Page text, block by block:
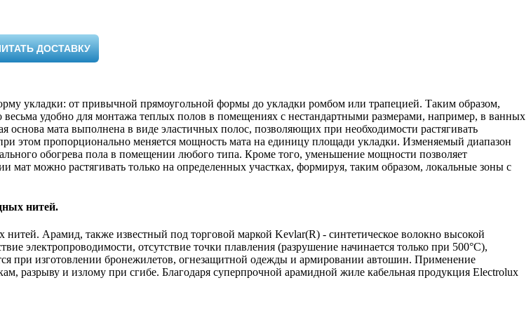
ДОСТАВКУ
укладки: от привычной прямоугольной формы до укладки ромбом или трапецией. Таким образом,
удобно для монтажа теплых полов в помещениях с нестандартными размерами, например, в ванных
мата выполнена в виде эластичных полос, позволяющих при необходимости растягивать
этом пропорционально меняется мощность мата на единицу площади укладки. Изменяемый диапазон
обогрева пола в помещении любого типа. Кроме того, уменьшение мощности позволяет
можно растягивать только на определенных участках, формируя, таким образом, локальные зоны с
нитей.
нитей. Арамид, также известный под торговой маркой Kevlar(R) - синтетическое волокно высокой
электропроводимости, отсутствие точки плавления (разрушение начинается только при 500°С),
при изготовлении бронежилетов, огнезащитной одежды и армировании автошин. Применение
разрыву и излому при сгибе. Благодаря суперпрочной арамидной жиле кабельная продукция Electrolux